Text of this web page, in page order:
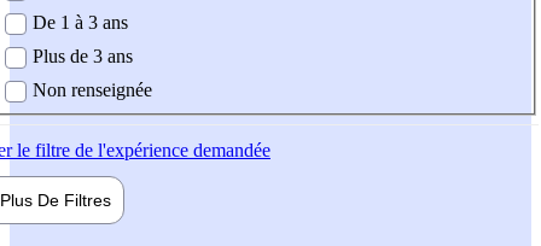
De 1 à 3 ans
Plus de 3 ans
Non renseignée
le filtre de l'expérience demandée
Plus De Filtres